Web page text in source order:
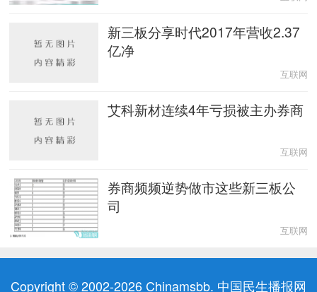
新三板分享时代2017年营收2.37
亿净
互联网
艾科新材连续4年亏损被主办券商
互联网
券商频频逆势做市这些新三板公
司
互联网
Copyright © 2002-2026 Chinamsbb. 中国民生播报网